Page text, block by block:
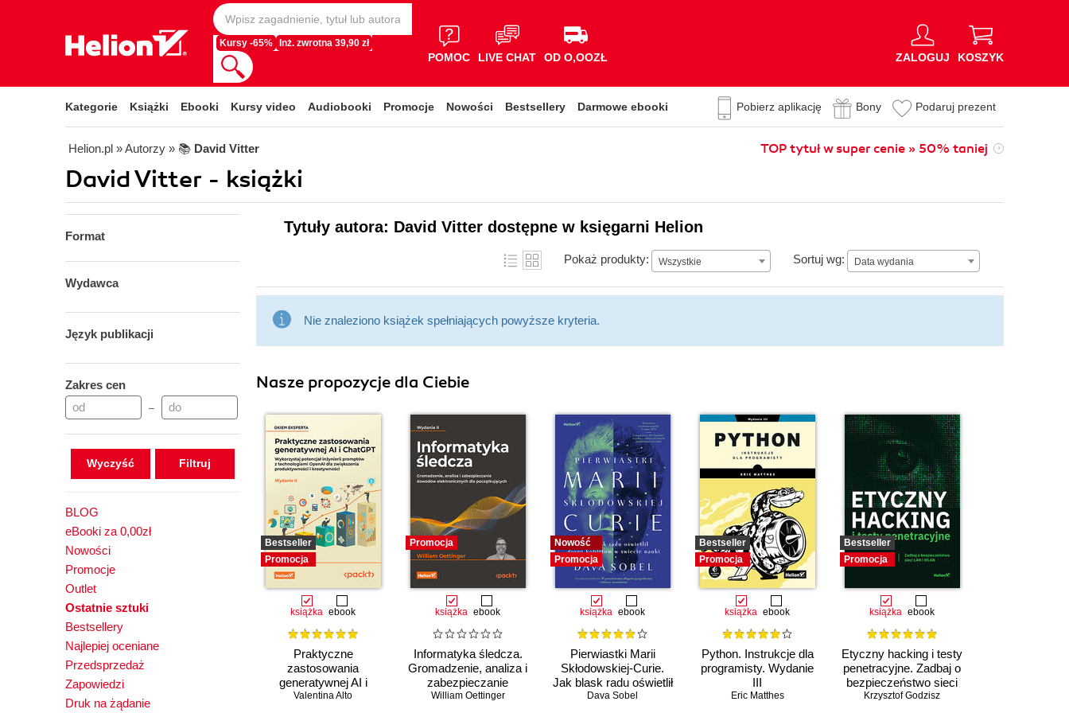
Kursy -65% Inż. zwrotna 39,90 zł
POMOC LIVE CHAT OD O,OOZŁ ZALOGUJ KOSZYK
Kategorie Książki Ebooki Kursy video Audiobooki Promocje Nowości Bestsellery Darmowe ebooki Pobierz aplikację Bony Podaruj prezent
Helion.pl » Autorzy » 📚 David Vitter TOP tytuł w super cenie » 50% taniej
David Vitter - książki
Format
Wydawca
Język publikacji
Zakres cen
–
Wyczyść
BLOG
eBooki za 0,00zł
Nowości
Promocje
Outlet
Ostatnie sztuki
Bestsellery
Najlepiej oceniane
Przedsprzedaż
Zapowiedzi
Druk na żądanie
Tytuły autora: David Vitter dostępne w księgarni Helion
Pokaż produkty: Wszystkie Sortuj wg: Data wydania
Data wydania
Nie znaleziono książek spełniających powyższe kryteria.
Nasze propozycje dla Ciebie
Bestseller
Promocja
książka ebook
Praktyczne
zastosowania
generatywnej AI i
ChatGPT. Wykorzystaj
Valentina Alto
Promocja
książka ebook
Informatyka śledcza.
Gromadzenie, analiza i
zabezpieczanie
dowodów
William Oettinger
Nowość
Promocja
książka ebook
Pierwiastki Marii
Skłodowskiej-Curie.
Jak blask radu oświetlił
drogę kobietom w
Dava Sobel
Bestseller
Promocja
książka ebook
Python. Instrukcje dla
programisty. Wydanie
III
Eric Matthes
Bestseller
Promocja
książka ebook
Etyczny hacking i testy
penetracyjne. Zadbaj o
bezpieczeństwo sieci
LAN i WLAN
Krzysztof Godzisz